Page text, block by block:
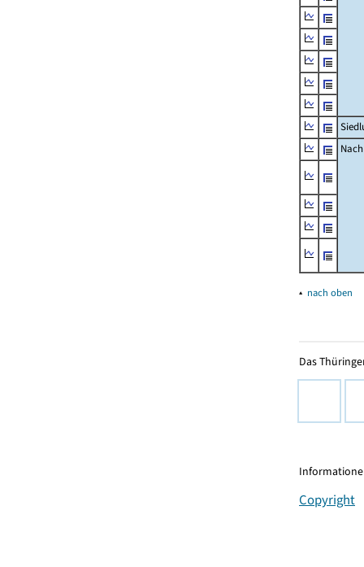
▴ nach oben
Das
Copyright